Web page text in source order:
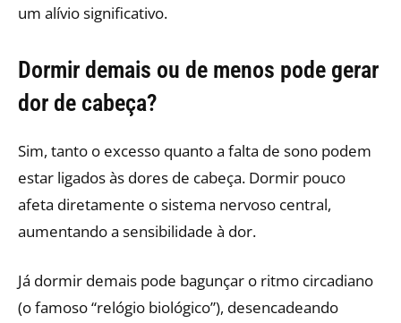
um alívio significativo.
Dormir demais ou de menos pode gerar
dor de cabeça?
Sim, tanto o excesso quanto a falta de sono podem
estar ligados às dores de cabeça. Dormir pouco
afeta diretamente o sistema nervoso central,
aumentando a sensibilidade à dor.
Já dormir demais pode bagunçar o ritmo circadiano
(o famoso “relógio biológico”), desencadeando